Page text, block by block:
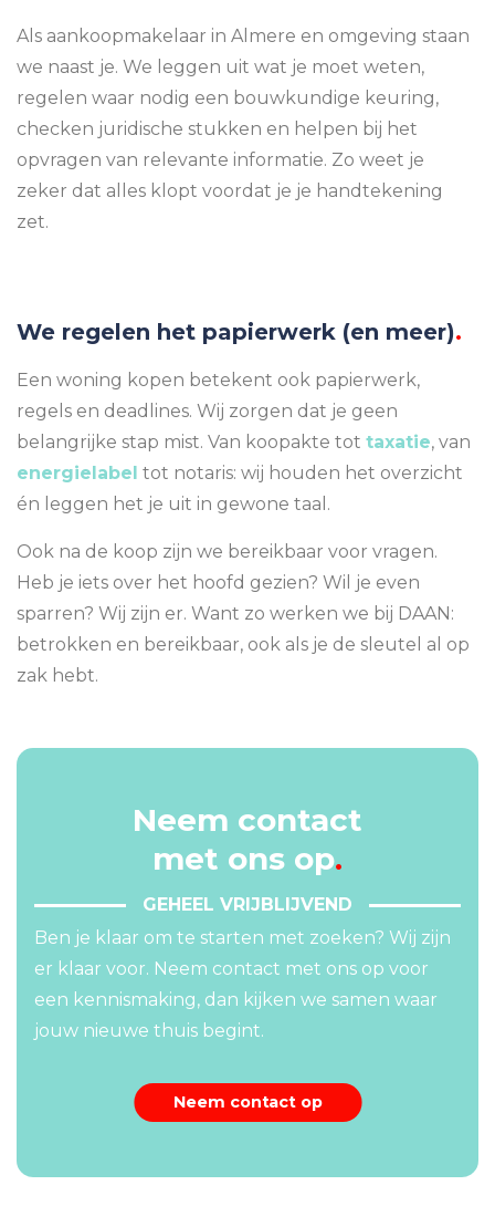
Als aankoopmakelaar in Almere en omgeving staan
we naast je. We leggen uit wat je moet weten,
regelen waar nodig een bouwkundige keuring,
checken juridische stukken en helpen bij het
opvragen van relevante informatie. Zo weet je
zeker dat alles klopt voordat je je handtekening
zet.
We regelen het papierwerk (en meer).
Een woning kopen betekent ook papierwerk,
regels en deadlines. Wij zorgen dat je geen
belangrijke stap mist. Van koopakte tot taxatie, van
energielabel tot notaris: wij houden het overzicht
én leggen het je uit in gewone taal.
Ook na de koop zijn we bereikbaar voor vragen.
Heb je iets over het hoofd gezien? Wil je even
sparren? Wij zijn er. Want zo werken we bij DAAN:
betrokken en bereikbaar, ook als je de sleutel al op
zak hebt.
Neem contact
met ons op.
GEHEEL VRIJBLIJVEND
Ben je klaar om te starten met zoeken? Wij zijn
er klaar voor. Neem contact met ons op voor
een kennismaking, dan kijken we samen waar
jouw nieuwe thuis begint.
Neem contact op